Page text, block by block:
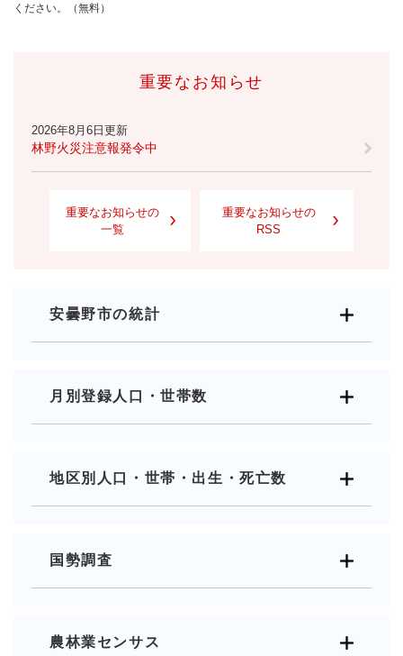
ください。（無料）
重要なお知らせ
2026年8月6日更新
林野火災注意報発令中
重要なお知らせの
一覧
重要なお知らせの
RSS
安曇野市の統計
月別登録人口・世帯数
地区別人口・世帯・出生・死亡数
国勢調査
農林業センサス